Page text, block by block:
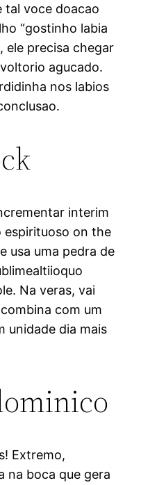
tal voce doacao
“gostinho labia
ele precisa chegar
agucado.
nos labios
interim
espirituoso on the
usa uma pedra de
Na veras, vai
com um
unidade dia mais
Extremo,
na boca que gera